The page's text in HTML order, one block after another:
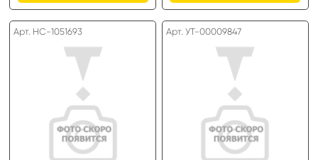
Арт. HC-1051693 Арт. УТ-00009847